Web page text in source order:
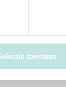
toestaan
op hoe we